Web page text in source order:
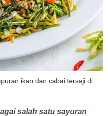
ikan dan cabai tersaji di
salah satu sayuran